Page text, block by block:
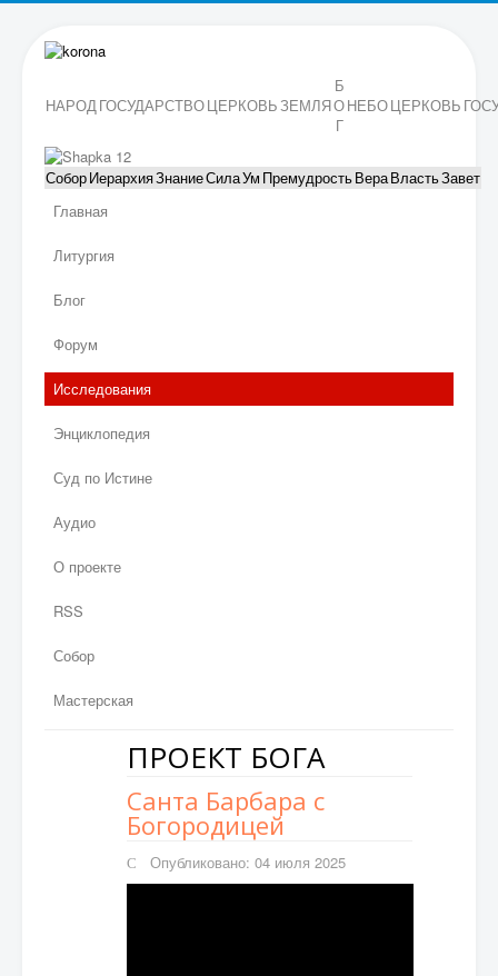
НАРОДГОСУДАРСТВОЦЕРКОВЬЗЕМЛЯ
Б
О
Г
НЕБОЦЕРКОВЬ
СоборИерархияЗнаниеСилаУм ПремудростьВераВластьЗавет
Главная
Литургия
Блог
Форум
Исследования
Энциклопедия
Суд по Истине
Аудио
О проекте
RSS
Собор
Мастерская
ПРОЕКТ БОГА
Санта Барбара с
Богородицей
Опубликовано: 04 июля 2025